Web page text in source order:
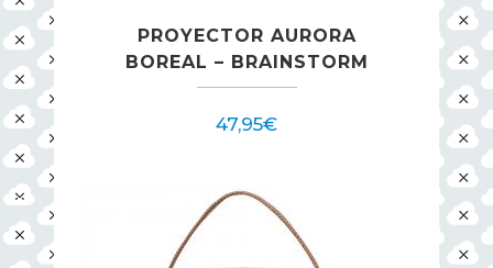
PROYECTOR AURORA
BOREAL – BRAINSTORM
47,95€